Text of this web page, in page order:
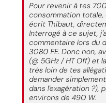
Pour revenir à tes
consommation totale,
écrit Thibaut,
Interrogé à ce sujet,
commentaire lors du
3080 FE. Donc non,
(@ 5GHz / HT Off) et
très loin de tes
demander
dans l'exagération ?),
environs de 490 W.